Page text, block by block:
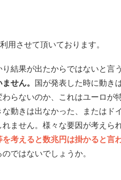
用させて頂いております。
結果が出たからではないと言
せん。
国が発表した時に動き
らないのか、これはユーロが
動きは出なかった、またはド
ません。様々な要因が考えら
を考えると数兆円は掛かると言
のではないでしょうか。